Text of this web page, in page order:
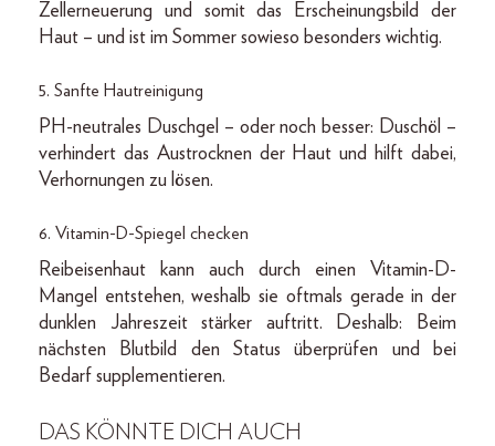
Zellerneuerung und somit das Erscheinungsbild der
Haut – und ist im Sommer sowieso besonders wichtig.
5. Sanfte Hautreinigung
PH-neutrales Duschgel – oder noch besser: Duschöl –
verhindert das Austrocknen der Haut und hilft dabei,
Verhornungen zu lösen.
6. Vitamin-D-Spiegel checken
Reibeisenhaut kann auch durch einen Vitamin-D-
Mangel entstehen, weshalb sie oftmals gerade in der
dunklen Jahreszeit stärker auftritt. Deshalb: Beim
nächsten Blutbild den Status überprüfen und bei
Bedarf supplementieren.
DAS KÖNNTE DICH AUCH